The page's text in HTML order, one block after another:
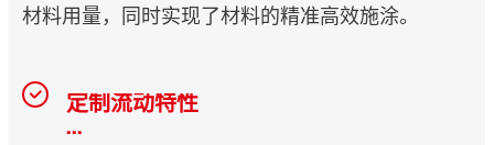
材料用量，同时实现了材料的精准高效施涂。
定制流动特性
...